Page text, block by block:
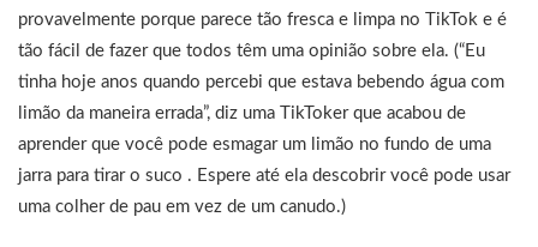
provavelmente porque parece tão fresca e limpa no TikTok e é
tão fácil de fazer que todos têm uma opinião sobre ela. (“Eu
tinha hoje anos quando percebi que estava bebendo água com
limão da maneira errada”, diz uma TikToker que acabou de
aprender que você pode esmagar um limão no fundo de uma
jarra para tirar o suco . Espere até ela descobrir você pode usar
uma colher de pau em vez de um canudo.)